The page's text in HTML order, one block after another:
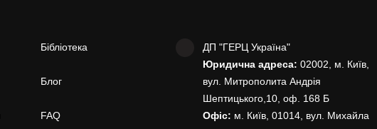
Бібліотека
Блог
FAQ
ДП "ГЕРЦ Україна"
Юридична адреса: 02002, м. Київ,
вул. Митрополита Андрія
Шептицького,10, оф. 168 Б
Офіс: м. Київ, 01014, вул. Михайла